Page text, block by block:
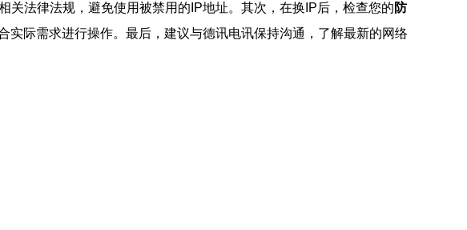
法律法规，避免使用被禁用的IP地址。其次，在换IP后，检查您的 防
际需求进行操作。最后，建议与德讯电讯保持沟通，了解最新的网络